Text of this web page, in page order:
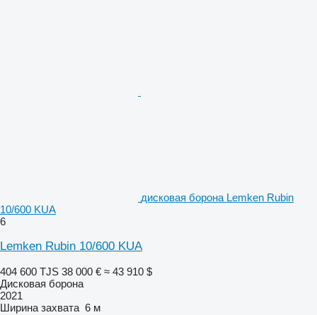
дисковая борона Lemken Rubin
10/600 KUA
6
Lemken Rubin 10/600 KUA
404 600 TJS 38 000 € ≈ 43 910 $
Дисковая борона
2021
Ширина захвата 6 м